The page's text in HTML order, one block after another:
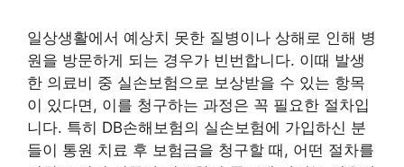
일상생활에서 예상치 못한 질병이나 상해로 인해 병
원을 방문하게 되는 경우가 빈번합니다. 이때 발생
한 의료비 중 실손보험으로 보상받을 수 있는 항목
이 있다면, 이를 청구하는 과정은 꼭 필요한 절차입
니다. 특히 DB손해보험의 실손보험에 가입하신 분
들이 통원 치료 후 보험금을 청구할 때, 어떤 절차를